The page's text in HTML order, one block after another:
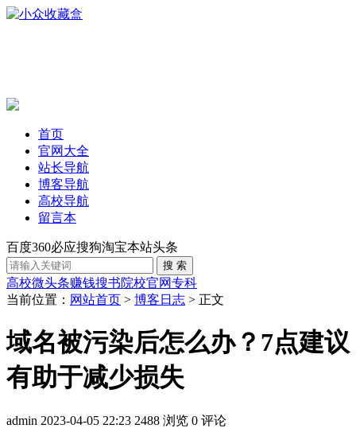
首页
官网大全
站长导航
博客导航
高校导航
留言本
百度360必应搜狗淘宝本站头条
高校微头条赚钱搜书院校官网专科
当前位置： 网站首页 > 博客日志 > 正文
域名被污染后怎么办？7点建议
有助于减少损失
admin 2023-04-05 22:23 2488 浏览 0 评论